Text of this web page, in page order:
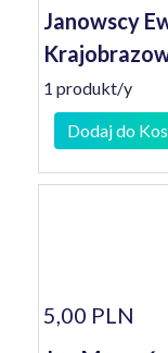
Janowscy
1 produkt/y
Dodaj do
5,00 PLN